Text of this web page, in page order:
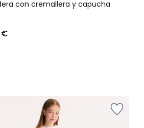
con cremallera y capucha
€